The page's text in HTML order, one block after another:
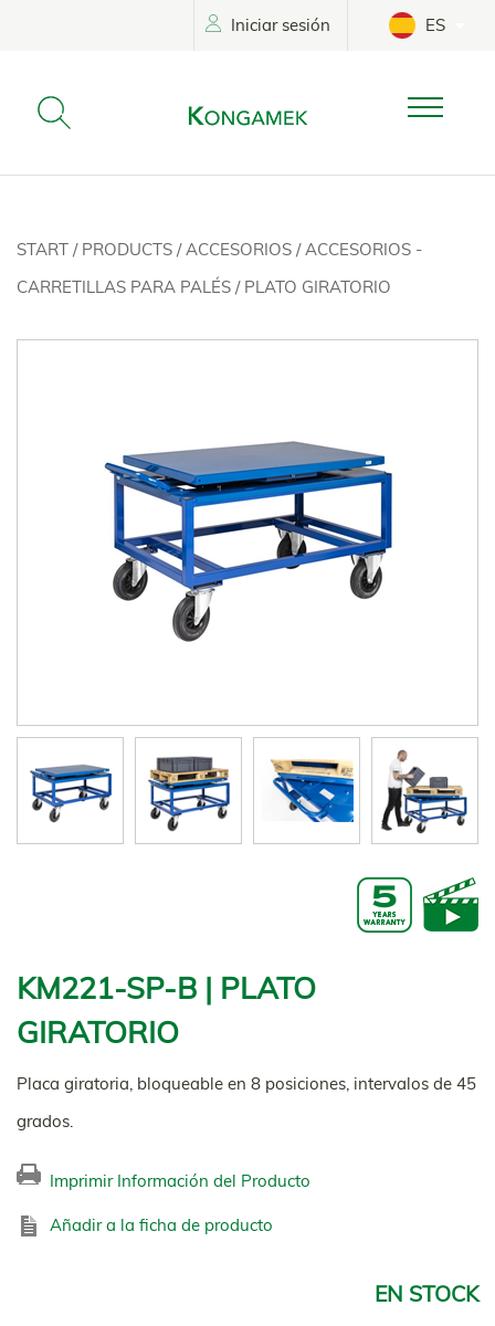
Iniciar sesión ES
START / PRODUCTS /ACCESORIOS /ACCESORIOS -
CARRETILLAS PARA PALÉS / PLATO GIRATORIO
KM221-SP-B | PLATO
GIRATORIO
Placa giratoria, bloqueable en 8 posiciones, intervalos de 45
grados.
Imprimir Información del Producto
Añadir a la ficha de producto
EN STOCK